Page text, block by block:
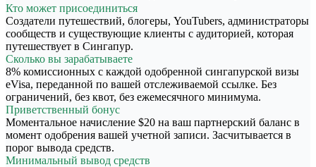
Кто может присоединиться
Создатели путешествий, блогеры, YouTubers, администраторы
сообществ и существующие клиенты с аудиторией, которая
путешествует в Сингапур.
Сколько вы зарабатываете
8% комиссионных с каждой одобренной сингапурской визы
eVisa, переданной по вашей отслеживаемой ссылке. Без
ограничений, без квот, без ежемесячного минимума.
Приветственный бонус
Моментальное начисление $20 на ваш партнерский баланс в
момент одобрения вашей учетной записи. Засчитывается в
порог вывода средств.
Минимальный вывод средств